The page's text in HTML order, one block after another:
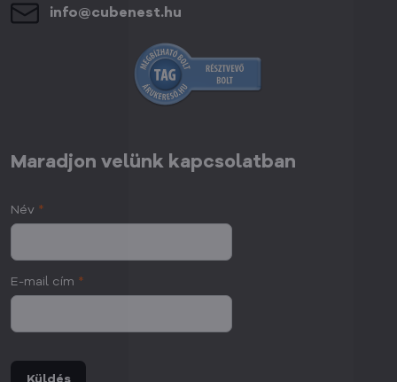
info​@cubenest​.hu
Maradjon velünk kapcsolatban
Név *
E-mail cím *
Küldés